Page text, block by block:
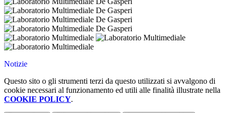
Notizie
Questo sito o gli strumenti terzi da questo utilizzati si avvalgono di
cookie necessari al funzionamento ed utili alle finalità illustrate nella
COOKIE POLICY.